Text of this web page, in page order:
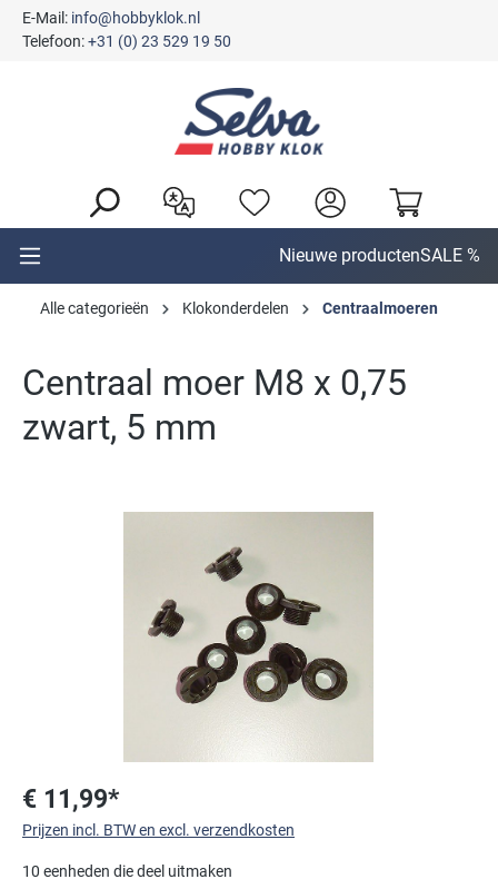
E-Mail: info@hobbyklok.nl
Telefoon:+31 (0) 23 529 19 50
Nieuwe productenSALE %
Alle categorieën Klokonderdelen Centraalmoeren
Centraal moer M8 x 0,75
zwart, 5 mm
€ 11,99*
Prijzen incl. BTW en excl. verzendkosten
10 eenheden die deel uitmaken